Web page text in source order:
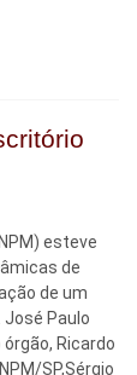
esteve
de
de um
José Paulo
Ricardo
SP,Sérgio